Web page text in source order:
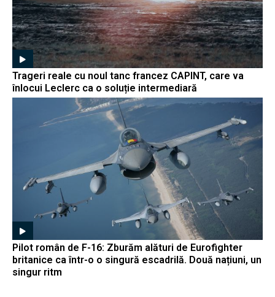
Trageri reale cu noul tanc francez CAPINT, care va
înlocui Leclerc ca o soluție intermediară
Pilot român de F-16: Zburăm alături de Eurofighter
britanice ca într-o o singură escadrilă. Două națiuni, un
singur ritm